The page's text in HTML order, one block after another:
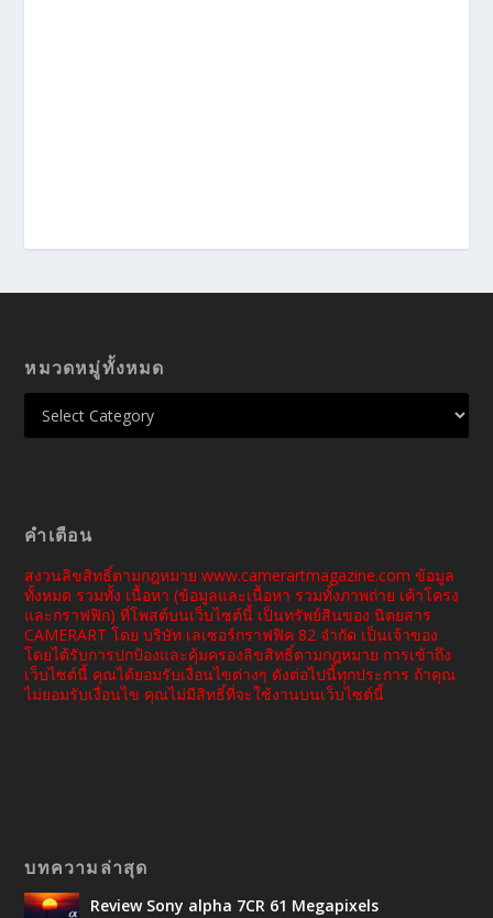
หมวดหมู่ทั้งหมด
คำเตือน
สงวนลิขสิทธิ์ตามกฎหมาย www.camerartmagazine.com ข้อมูล
ทั้งหมด รวมทั้ง เนื้อหา (ข้อมูลและเนื้อหา รวมทั้งภาพถ่าย เค้าโครง
และกราฟฟิก) ที่โพสต์บนเว็บไซต์นี้ เป็นทรัพย์สินของ นิตยสาร
CAMERART โดย บริษัท เลเซอร์กราฟฟิค 82 จำกัด เป็นเจ้าของ
โดยได้รับการปกป้องและคุ้มครองลิขสิทธิ์ตามกฎหมาย การเข้าถึง
เว็บไซต์นี้ คุณได้ยอมรับเงื่อนไขต่างๆ ดังต่อไปนี้ทุกประการ ถ้าคุณ
ไม่ยอมรับเงื่อนไข คุณไม่มีสิทธิ์ที่จะใช้งานบนเว็บไซต์นี้
บทความล่าสุด
Review Sony alpha 7CR 61 Megapixels